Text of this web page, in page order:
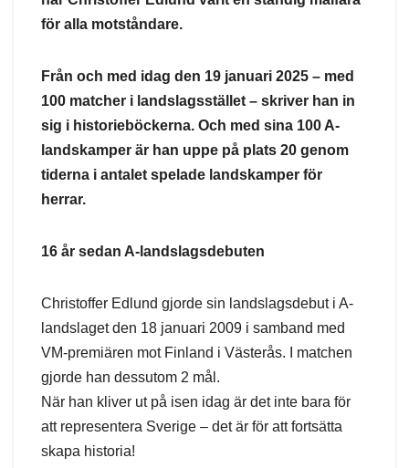
för alla motståndare.
Från och med idag den 19 januari 2025 – med
100 matcher i landslagsstället – skriver han in
sig i historieböckerna. Och med sina 100 A-
landskamper är han uppe på plats 20 genom
tiderna i antalet spelade landskamper för
herrar.
16 år sedan A-landslagsdebuten
Christoffer Edlund gjorde sin landslagsdebut i A-
landslaget den 18 januari 2009 i samband med
VM-premiären mot Finland i Västerås. I matchen
gjorde han dessutom 2 mål.
När han kliver ut på isen idag är det inte bara för
att representera Sverige – det är för att fortsätta
skapa historia!